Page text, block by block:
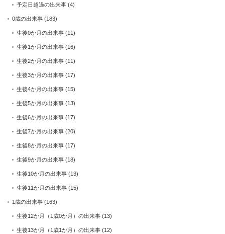
予定日超過の出来事 (4)
0歳の出来事 (183)
生後0か月の出来事 (11)
生後1か月の出来事 (16)
生後2か月の出来事 (11)
生後3か月の出来事 (17)
生後4か月の出来事 (15)
生後5か月の出来事 (13)
生後6か月の出来事 (17)
生後7か月の出来事 (20)
生後8か月の出来事 (17)
生後9か月の出来事 (18)
生後10か月の出来事 (13)
生後11か月の出来事 (15)
1歳の出来事 (163)
生後12か月（1歳0か月）の出来事 (13)
生後13か月（1歳1か月）の出来事 (12)